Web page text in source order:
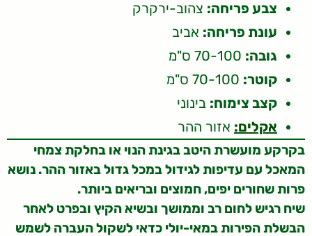
צבע פריחה: צהוב-ירקרק
עונת פריחה: אביב
גובה:
קוטר:
קצב צימוח: בינוני
אקלים: אזור ההר
בקרקע מועשרת היטב בגינת הנוי או בחלקת צמחי
המאכל עם עדיפות לגידול במכל גדול באזור ההר. נושא
פרות שחורים יפים, חמוצים ובריאים ביותר.
שיח רגיש לחום רב וממושך ובשיא הקיץ ובפרט לאחר
הבשלת הפירות במאי-יולי כדאי לשקול העברה לשמש